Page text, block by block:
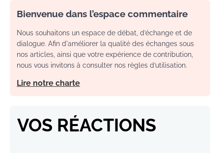
Bienvenue dans l’espace commentaire
Nous souhaitons un espace de débat, d’échange et de
dialogue. Afin d'améliorer la qualité des échanges sous
nos articles, ainsi que votre expérience de contribution,
nous vous invitons à consulter nos règles d’utilisation.
Lire notre charte
VOS RÉACTIONS